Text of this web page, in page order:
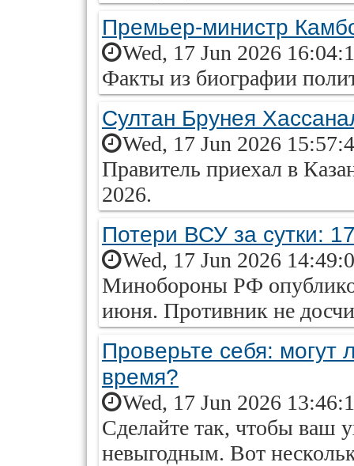
Премьер-министр
Wed, 17 Jun 2026
Факты из биографии
Султан Брунея
Wed, 17 Jun 2026
Правитель приехал в
2026.
Потери ВСУ за сутки:
Wed, 17 Jun 2026
Минобороны РФ
июня. Противник не
Проверьте себя: могут
время?
Wed, 17 Jun 2026
Сделайте так, чтобы ваш
невыгодным. Вот